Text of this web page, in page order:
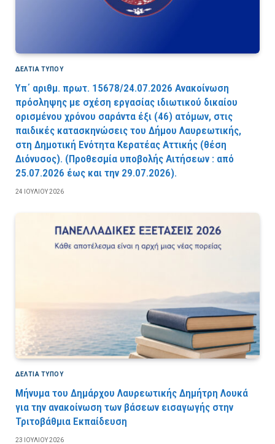
ΔΕΛΤΙΑ ΤΥΠΟΥ
Υπ΄ αριθμ. πρωτ. 15678/24.07.2026 Ανακοίνωση
πρόσληψης με σχέση εργασίας ιδιωτικού δικαίου
ορισμένου χρόνου σαράντα έξι (46) ατόμων, στις
παιδικές κατασκηνώσεις του Δήμου Λαυρεωτικής,
στη Δημοτική Ενότητα Κερατέας Αττικής (θέση
Διόνυσος). (Προθεσμία υποβολής Αιτήσεων : από
25.07.2026 έως και την 29.07.2026).
24 ΙΟΥΛΊΟΥ 2026
ΔΕΛΤΙΑ ΤΥΠΟΥ
Μήνυμα του Δημάρχου Λαυρεωτικής Δημήτρη Λουκά
για την ανακοίνωση των βάσεων εισαγωγής στην
Τριτοβάθμια Εκπαίδευση
23 ΙΟΥΛΊΟΥ 2026